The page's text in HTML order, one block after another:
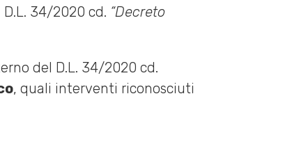
34/2020 cd. “Decreto
del D.L. 34/2020 cd.
, quali interventi riconosciuti